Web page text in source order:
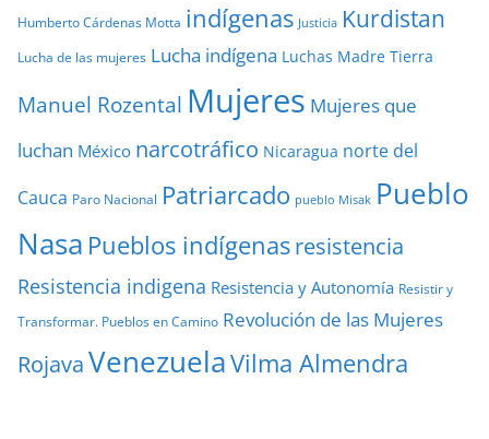
Humberto Cárdenas Motta indígenas Justicia Kurdistan
Lucha de las mujeres Lucha indígena Luchas Madre Tierra
Manuel Rozental Mujeres Mujeres que
luchan México narcotráfico Nicaragua norte del
Cauca Paro Nacional Patriarcado pueblo Misak Pueblo
Nasa Pueblos indígenasresistencia
Resistencia indigena Resistencia y Autonomía Resistir y
Transformar. Pueblos en Camino Revolución de las Mujeres
RojavaVenezuelaVilma Almendra